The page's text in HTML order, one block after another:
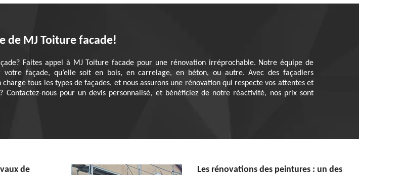
de MJ Toiture facade!
Faites appel à MJ Toiture facade pour une rénovation irréprochable. Notre équipe de
votre façade, qu’elle soit en bois, en carrelage, en béton, ou autre. Avec des façadiers
tous les types de façades, et nous assurons une rénovation qui respecte vos attentes et
nous pour un devis personnalisé, et bénéficiez de notre réactivité, nos prix sont
de
Les rénovations des peintures : un des